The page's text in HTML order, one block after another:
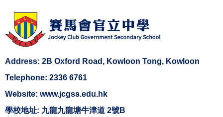
Address: 2B Oxford Road, Kowloon Tong, Kowloon
Telephone: 2336 6761
Website: www.jcgss.edu.hk
學校地址: 九龍九龍塘牛津道 2號B